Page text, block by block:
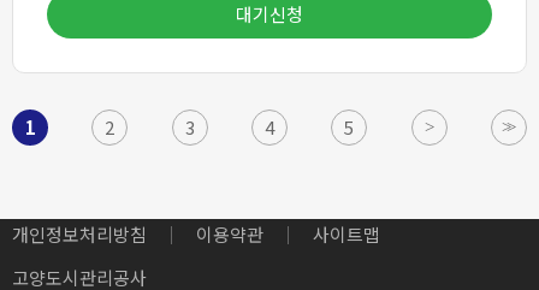
대기신청
1 2 3 4 5
개인정보처리방침 이용약관
사이트맵
고양도시관리공사